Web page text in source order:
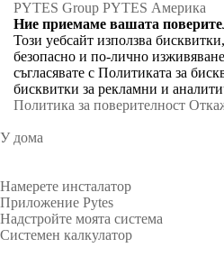
PYTES Group PYTES Америка
Ние приемаме вашата
Този уебсайт използва
безопасно и по-лично
съгласявате с Политиката за
бисквитки за рекламни и
Политика за поверителност
У дома
Намерете инсталатор
Приложение Pytes
Надстройте моята система
Системен калкулатор